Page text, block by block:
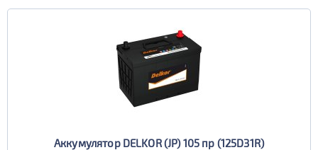
Аккумулятор DELKOR (JP) 105 пр (125D31R)